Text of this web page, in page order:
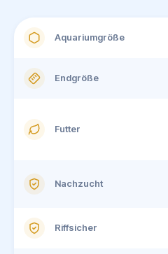
Aquariumgröße
Endgröße
Futter
Nachzucht
Riffsicher